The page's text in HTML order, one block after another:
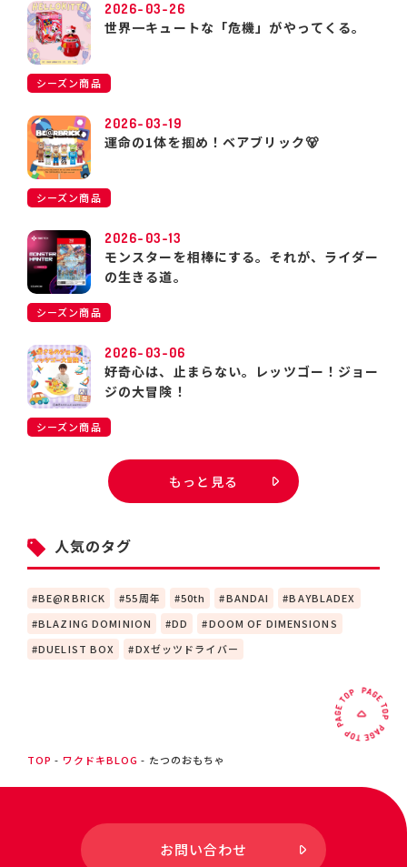
2026-03-26
世界一キュートな「危機」がやってくる。
シーズン商品
2026-03-19
運命の1体を掴め！ベアブリック🐻
シーズン商品
2026-03-13
モンスターを相棒にする。それが、ライダー
の生きる道。
シーズン商品
2026-03-06
好奇心は、止まらない。レッツゴー！ジョー
ジの大冒険！
シーズン商品
もっと見る
人気のタグ
BE@RBRICK 55周年 50th BANDAI
BAYBLADEX
BLAZING DOMINION
DD
DOOM OF DIMENSIONS
DUELIST BOX
DXゼッツドライバー
TOP ワクドキBLOG たつのおもちゃ
お問い合わせ